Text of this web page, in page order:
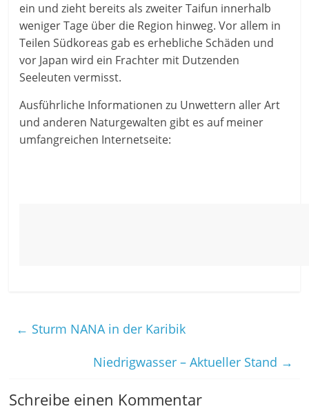
ein und zieht bereits als zweiter Taifun innerhalb
weniger Tage über die Region hinweg. Vor allem in
Teilen Südkoreas gab es erhebliche Schäden und
vor Japan wird ein Frachter mit Dutzenden
Seeleuten vermisst.
Ausführliche Informationen zu Unwettern aller Art
und anderen Naturgewalten gibt es auf meiner
umfangreichen Internetseite:
← Sturm NANA in der Karibik
Niedrigwasser – Aktueller Stand →
Schreibe einen Kommentar